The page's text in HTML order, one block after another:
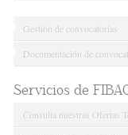
Gestión de convocatorias
Documentación de
Servicios de
Consulta nuestras Ofertas